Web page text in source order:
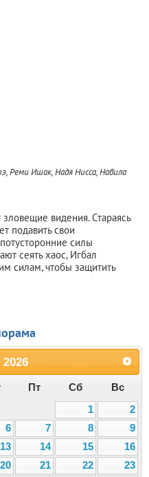
Реми Ишак, Надя Нисса, Набила
видения. Стараясь
подавить свои
силы
сеять хаос, Игбал
силам, чтобы защитить
2026
Пт Сб
Вс
1
2
6 7 8
9
13 14 15
16
20 21 22
23